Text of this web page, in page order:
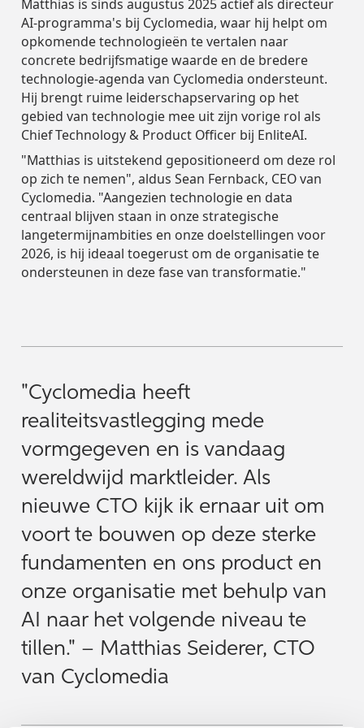
Leiderschapsteam
Matthias is sinds augustus 2025 actief als directeur
AI-programma's bij Cyclomedia, waar hij helpt om
opkomende technologieën te vertalen naar
concrete bedrijfsmatige waarde en de bredere
technologie-agenda van Cyclomedia ondersteunt.
Hij brengt ruime leiderschapservaring op het
gebied van technologie mee uit zijn vorige rol als
Chief Technology & Product Officer bij EnliteAI.
"Matthias is uitstekend gepositioneerd om deze rol
op zich te nemen", aldus Sean Fernback, CEO van
Cyclomedia. "Aangezien technologie en data
centraal blijven staan in onze strategische
langetermijnambities en onze doelstellingen voor
2026, is hij ideaal toegerust om de organisatie te
ondersteunen in deze fase van transformatie."
"Cyclomedia heeft
realiteitsvastlegging mede
vormgegeven en is vandaag
wereldwijd marktleider. Als
nieuwe CTO kijk ik ernaar uit om
voort te bouwen op deze sterke
fundamenten en ons product en
onze organisatie met behulp van
AI naar het volgende niveau te
tillen." – Matthias Seiderer, CTO
van Cyclomedia
Partners
Duurzaamheid
Leiderschapsteam
Partners
Duurzaamheid
Leiderschapsteam